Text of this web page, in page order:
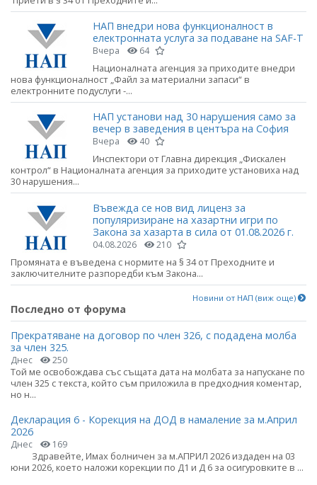
НАП внедри нова функционалност в
електронната услуга за подаване на SAF-T
Вчера 64
Националната агенция за приходите внедри
нова функционалност „Файл за материални запаси“ в
електронните подуслуги -...
НАП установи над 30 нарушения само за
вечер в заведения в центъра на София
Вчера 40
Инспектори от Главна дирекция „Фискален
контрол“ в Националната агенция за приходите установиха над
30 нарушения...
Въвежда се нов вид лиценз за
популяризиране на хазартни игри по
Закона за хазарта в сила от 01.08.2026 г.
04.08.2026 210
Промяната е въведена с нормите на § 34 от Преходните и
заключителните разпоредби към Закона...
Новини от НАП (виж още)
Последно от форума
Прекратяване на договор по член 326, с подадена молба
за член 325.
Днес 250
Той ме освобождава със същата дата на молбата за напускане по
член 325 с текста, който съм приложила в предходния коментар,
но н...
Декларация 6 - Корекция на ДОД в намаление за м.Април
2026
Днес 169
Здравейте, Имах болничен за м.АПРИЛ 2026 издаден на 03
юни 2026, което наложи корекции по Д1 и Д 6 за осигуровките в ...